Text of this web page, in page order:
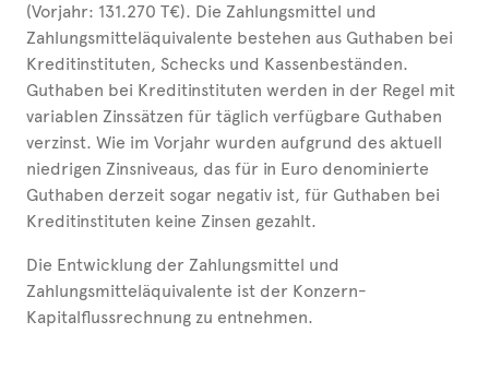
(Vorjahr: 131.270 T€). Die Zahlungsmittel und
Zahlungsmitteläquivalente bestehen aus Guthaben bei
Kreditinstituten, Schecks und Kassenbeständen.
Guthaben bei Kreditinstituten werden in der Regel mit
variablen Zinssätzen für täglich verfügbare Guthaben
verzinst. Wie im Vorjahr wurden aufgrund des aktuell
niedrigen Zinsniveaus, das für in Euro denominierte
Guthaben derzeit sogar negativ ist, für Guthaben bei
Kreditinstituten keine Zinsen gezahlt.
Die Entwicklung der Zahlungsmittel und
Zahlungsmitteläquivalente ist der Konzern-
Kapitalflussrechnung zu entnehmen.